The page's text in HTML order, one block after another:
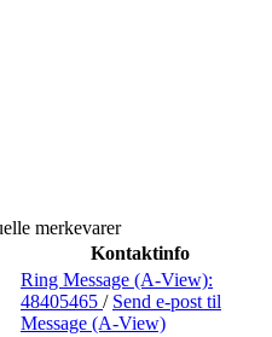
merkevarer
Kontaktinfo
Ring Message (A-View):
48405465 / Send e-post til
Message (A-View)